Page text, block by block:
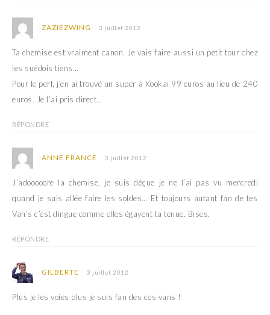
ZAZIEZWING 3 juillet 2012
Ta chemise est vraiment canon. Je vais faire aussi un petit tour chez
les suédois tiens…
Pour le perf, j’en ai trouvé un super à Kookai 99 euros au lieu de 240
euros. Je l’ai pris direct…
RÉPONDRE
ANNE FRANCE 3 juillet 2012
J’adooooore la chemise, je suis déçue je ne l’ai pas vu mercredi
quand je suis allée faire les soldes… Et toujours autant fan de tes
Van’s c’est dingue comme elles égayent ta tenue. Bises.
RÉPONDRE
GILBERTE 3 juillet 2012
Plus je les voies plus je suis fan des ces vans !